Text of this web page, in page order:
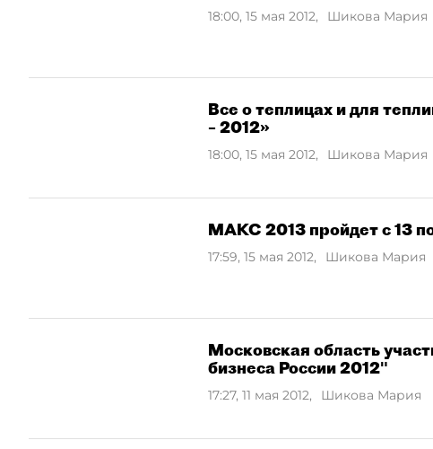
18:00, 15 мая 2012, Шикова Мария
Все о теплицах и для
– 2012»
18:00, 15 мая 2012, Шикова Мария
МАКС 2013 пройдет с 13
17:59, 15 мая 2012, Шикова Мария
Московская область
бизнеса России 2012"
17:27, 11 мая 2012, Шикова Мария